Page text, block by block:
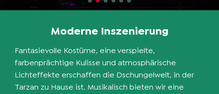
Moderne Inszenierung
Fantasievolle Kostüme, eine verspielte,
farbenprächtige Kulisse und atmosphärische
Lichteffekte erschaffen die Dschungelwelt, in der
Tarzan zu Hause ist. Musikalisch bieten wir eine